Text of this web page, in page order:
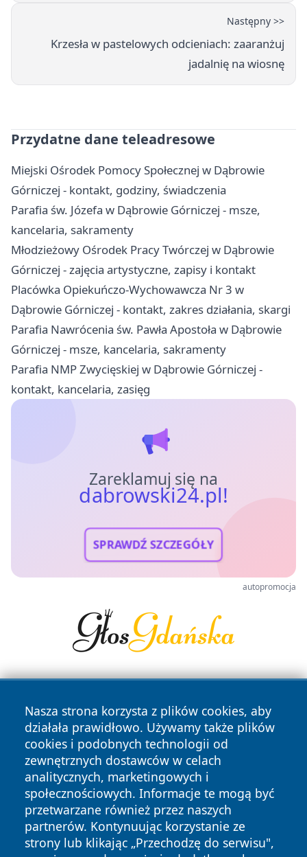
Następny >>
Krzesła w pastelowych odcieniach: zaaranżuj
jadalnię na wiosnę
Przydatne dane teleadresowe
Miejski Ośrodek Pomocy Społecznej w Dąbrowie
Górniczej - kontakt, godziny, świadczenia
Parafia św. Józefa w Dąbrowie Górniczej - msze,
kancelaria, sakramenty
Młodzieżowy Ośrodek Pracy Twórczej w Dąbrowie
Górniczej - zajęcia artystyczne, zapisy i kontakt
Placówka Opiekuńczo-Wychowawcza Nr 3 w
Dąbrowie Górniczej - kontakt, zakres działania, skargi
Parafia Nawrócenia św. Pawła Apostoła w Dąbrowie
Górniczej - msze, kancelaria, sakramenty
Parafia NMP Zwycięskiej w Dąbrowie Górniczej -
kontakt, kancelaria, zasięg
Zareklamuj się na
dabrowski24.pl!
SPRAWDŹ SZCZEGÓŁY
autopromocja
Nasza strona korzysta z plików cookies, aby
działała prawidłowo. Używamy także plików
cookies i podobnych technologii od
zewnętrznych dostawców w celach
analitycznych, marketingowych i
społecznościowych. Informacje te mogą być
przetwarzane również przez naszych
partnerów. Kontynuując korzystanie ze
strony lub klikając „Przechodzę do serwisu",
Copyright © 2026 dabrowski24.pl Wszystkie prawa
zastrzeżone.
News Autorzy
Polityka
Prywatności
Polityka
Cookies